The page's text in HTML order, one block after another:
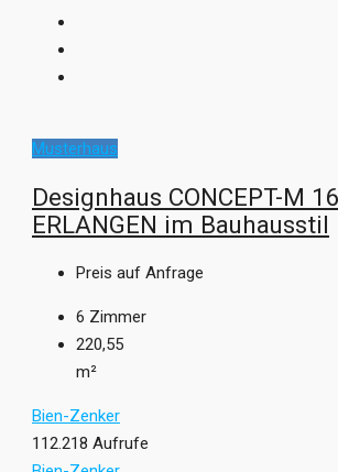
Musterhaus
Designhaus CONCEPT-M
ERLANGEN im Bauhausstil
Preis auf Anfrage
6 Zimmer
220,55
m²
Bien-Zenker
112.218 Aufrufe